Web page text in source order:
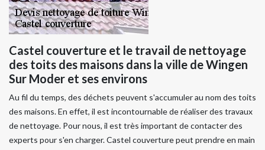
Castel couverture et le travail de nettoyage
des toits des maisons dans la ville de Wingen
Sur Moder et ses environs
Au fil du temps, des déchets peuvent s'accumuler au nom des toits
des maisons. En effet, il est incontournable de réaliser des travaux
de nettoyage. Pour nous, il est très important de contacter des
experts pour s'en charger. Castel couverture peut prendre en main